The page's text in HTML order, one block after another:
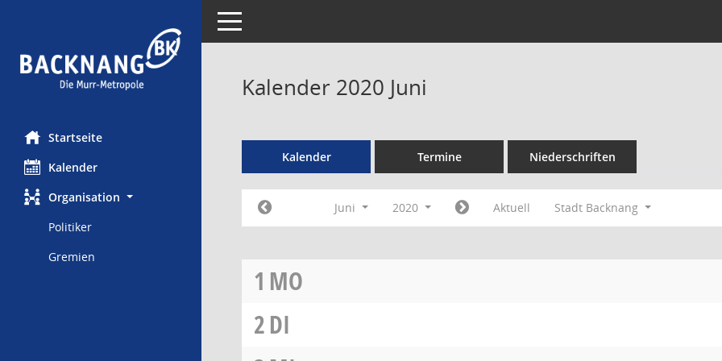
Startseite
Kalender
Organisation
Politiker
Gremien
Toggle navigation
Kalender 2020 Juni
Kalender Termine Niederschriften
Juni 2020 Aktuell Stadt Backnang
1 MO
2DI